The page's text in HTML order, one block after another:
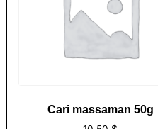
Cari massaman 50g